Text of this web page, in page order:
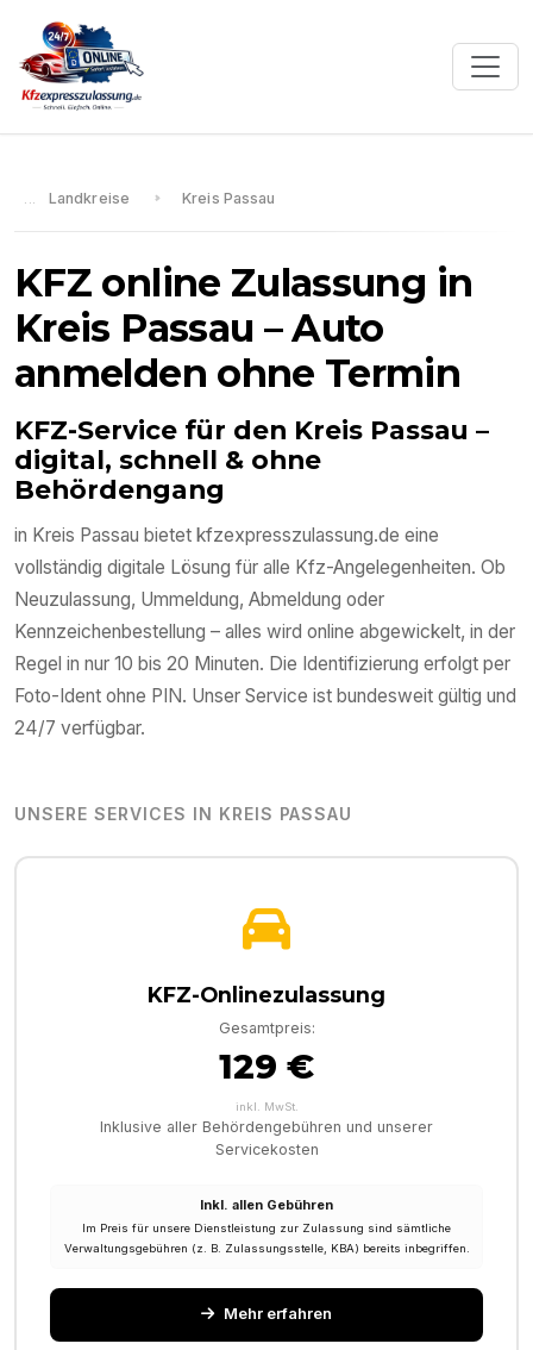
Landkreise Kreis Passau
KFZ online Zulassung in
Kreis Passau – Auto
anmelden ohne Termin
KFZ-Service für den Kreis Passau –
digital, schnell & ohne
Behördengang
in Kreis Passau bietet kfzexpresszulassung.de eine
vollständig digitale Lösung für alle Kfz-Angelegenheiten. Ob
Neuzulassung, Ummeldung, Abmeldung oder
Kennzeichenbestellung – alles wird online abgewickelt, in der
Regel in nur 10 bis 20 Minuten. Die Identifizierung erfolgt per
Foto-Ident ohne PIN. Unser Service ist bundesweit gültig und
24/7 verfügbar.
UNSERE SERVICES IN KREIS PASSAU
KFZ-Onlinezulassung
Gesamtpreis:
129 €
inkl. MwSt.
Inklusive aller Behördengebühren und unserer
Servicekosten
Inkl. allen Gebühren
Im Preis für unsere Dienstleistung zur Zulassung sind sämtliche
Verwaltungsgebühren (z. B. Zulassungsstelle, KBA) bereits inbegriffen.
Mehr erfahren